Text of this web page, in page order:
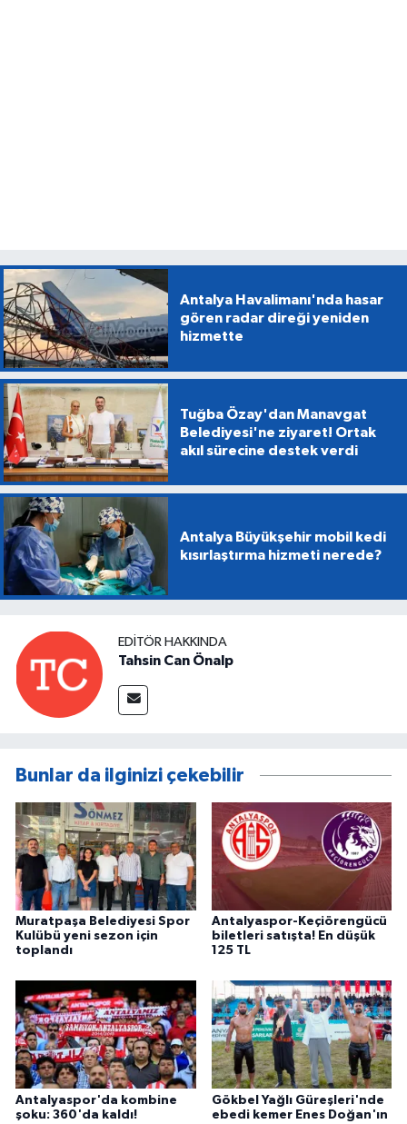
Antalya Havalimanı'nda hasar
gören radar direği yeniden
hizmette
Tuğba Özay'dan Manavgat
Belediyesi'ne ziyaret! Ortak
akıl sürecine destek verdi
Antalya Büyükşehir mobil kedi
kısırlaştırma hizmeti nerede?
EDITÖR HAKKINDA
Tahsin Can Önalp
Bunlar da ilginizi çekebilir
Muratpaşa Belediyesi Spor
Kulübü yeni sezon için
toplandı
Antalyaspor-Keçiörengücü
biletleri satışta! En düşük
125 TL
Antalyaspor'da kombine
şoku: 360'da kaldı!
Gökbel Yağlı Güreşleri'nde
ebedi kemer Enes Doğan'ın